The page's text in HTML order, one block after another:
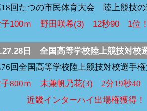
18回たつの市民体育大会 陸上競技の
子100ｍ 野田咲希(3) 12秒90 1位
日 全国高等学校陸上競技対校
回全国高等学校陸上競技対校選手
子800ｍ 末兼帆乃花(3) 2分19秒40
近畿インターハイ出場権獲得！